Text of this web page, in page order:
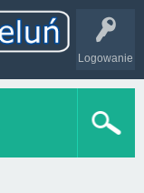
Logowanie